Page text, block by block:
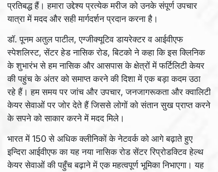
प्रतिबद्ध हैं। हमारा उद्देश्य प्रत्येक मरीज को उनके संपूर्ण उपचार
यात्रा में मदद और सही मार्गदर्शन प्रदान करना है।
डॉ. पूनम अतुल पाटील, एग्जीक्यूटिव डायरेक्टर व आईवीएफ
स्पेशलिस्ट, सेंटर हेड नासिक रोड, बिटको ने कहा कि इस क्लिनिक
के शुभारंभ से हम नासिक और आसपास के क्षेत्रों में फर्टिलिटी केयर
की पहुंच के अंतर को समाप्त करने की दिशा में एक बड़ा कदम उठा
रहे हैं। हम समय पर जांच और उपचार, जनजागरूकता और क्वालिटी
केयर सेवाओं पर जोर देते हैं जिससे लोगों को संतान सुख प्राप्त करने
के सपने को साकार करने में मदद मिले।
भारत में 150 से अधिक क्लीनिकों के नेटवर्क को आगे बढ़ाते हुए
इन्दिरा आईवीएफ का यह नया नासिक रोड सेंटर रिप्रोडक्टिव हेल्थ
केयर सेवाओं की पहुँच बढ़ाने में एक महत्वपूर्ण भूमिका निभाएगा। यह